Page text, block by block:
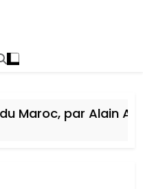
Maroc, par Alain